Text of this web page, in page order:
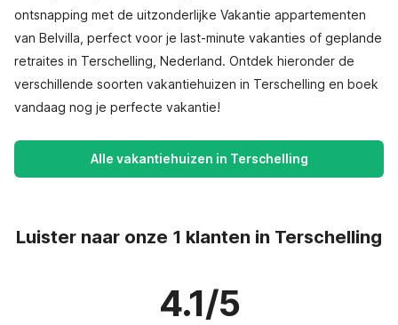
ontsnapping met de uitzonderlijke Vakantie appartementen
van Belvilla, perfect voor je last-minute vakanties of geplande
retraites in Terschelling, Nederland. Ontdek hieronder de
verschillende soorten vakantiehuizen in Terschelling en boek
vandaag nog je perfecte vakantie!
Alle vakantiehuizen in Terschelling
Luister naar onze 1 klanten in Terschelling
4.1/5